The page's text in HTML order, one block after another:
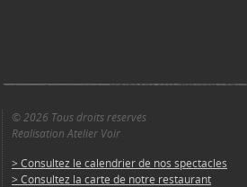
© 2026 Tous droits réservés
Réalisation Atelier Voir
> Consultez le calendrier de nos spectacles
> Consultez la carte de notre restaurant